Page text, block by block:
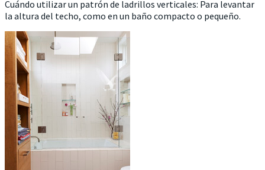
Cuándo utilizar un patrón de ladrillos verticales: Para levantar
la altura del techo, como en un baño compacto o pequeño.